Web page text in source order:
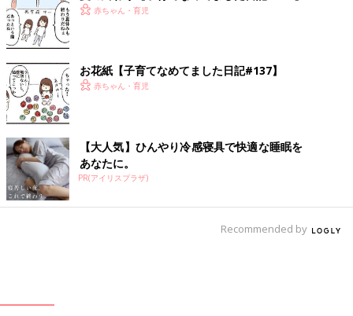
赤ちゃん・育児
お花紙【子育てなめてました日記#137】
赤ちゃん・育児
【大人気】ひんやり冷感寝具で快適な睡眠を
あなたに。
PR(アイリスプラザ)
Recommended by